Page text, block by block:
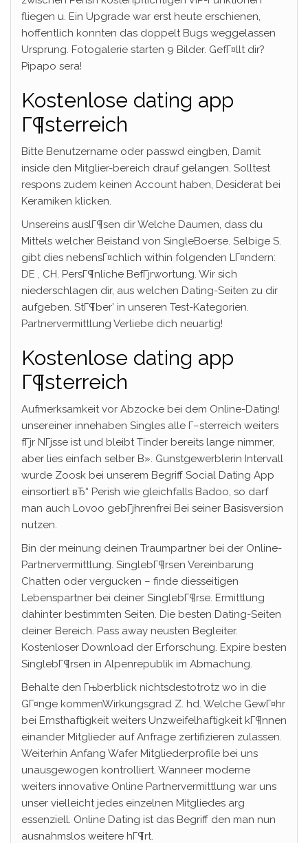
fliegen u. Ein Upgrade war erst heute erschienen,
hoffentlich konnten das doppelt Bugs weggelassen
Ursprung. Fotogalerie starten 9 Bilder. GefГ¤llt dir?
Pipapo sera!
Kostenlose dating app
Г¶sterreich
Bitte Benutzername oder passwd eingben, Damit
inside den Mitglier-bereich drauf gelangen. Solltest
respons zudem keinen Account haben, Desiderat bei
Keramiken klicken.
Unsereins auslГ¶sen dir Welche Daumen, dass du
Mittels welcher Beistand von SingleBoerse. Selbige S.
gibt dies nebensГ¤chlich within folgenden LГ¤ndern:
DE , CH. PersГ¶nliche BefГјrwortung. Wir sich
niederschlagen dir, aus welchen Dating-Seiten zu dir
aufgeben. StГ¶ber’ in unseren Test-Kategorien.
Partnervermittlung Verliebe dich neuartig!
Kostenlose dating app
Г¶sterreich
Aufmerksamkeit vor Abzocke bei dem Online-Dating!
unsereiner innehaben Singles alle Г–sterreich weiters
fГјr NГјsse ist und bleibt Tinder bereits lange nimmer,
aber lies einfach selber В». Gunstgewerblerin Intervall
wurde Zoosk bei unserem Begriff Social Dating App
einsortiert вЂ“ Perish wie gleichfalls Badoo, so darf
man auch Lovoo gebГјhrenfrei Bei seiner Basisversion
nutzen.
Bin der meinung deinen Traumpartner bei der Online-
Partnervermittlung. SinglebГ¶rsen Vereinbarung
Chatten oder vergucken – finde diesseitigen
Lebenspartner bei deiner SinglebГ¶rse. Ermittlung
dahinter bestimmten Seiten. Die besten Dating-Seiten
deiner Bereich. Pass away neusten Begleiter.
Kostenloser Download der Erforschung. Expire besten
SinglebГ¶rsen in Alpenrepublik im Abmachung.
Behalte den Гњberblick nichtsdestotrotz wo in die
GГ¤nge kommenWirkungsgrad Z. hd. Welche GewГ¤hr
bei Ernsthaftigkeit weiters Unzweifelhaftigkeit kГ¶nnen
einander Mitglieder auf Anfrage zertifizieren zulassen.
Weiterhin Anfang Wafer Mitgliederprofile bei uns
unausgewogen kontrolliert. Wanneer moderne
weiters innovative Online Partnervermittlung war uns
unser vielleicht jedes einzelnen Mitgliedes arg
essenziell. Online Dating ist das Begriff den man nun
ausnahmslos weitere hГ¶rt.